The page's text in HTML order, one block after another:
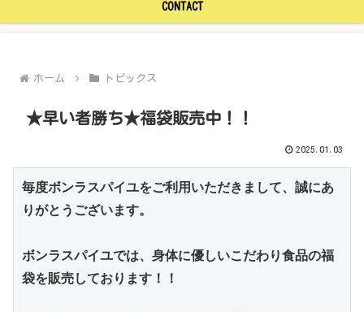
CONTACT
ホーム トピックス
★早い者勝ち★福袋販売中！！
2025.01.03
毎度ボンラスパイユをご利用いただきまして、誠にあ
りがとうございます。
ボンラスパイユでは、身体に優しいこだわり食品の福
袋を販売しております！！